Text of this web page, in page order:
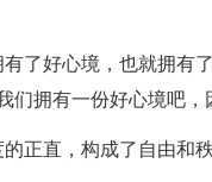
了好心境，也就拥有
们拥有一份好心境吧，
正直，构成了自由和